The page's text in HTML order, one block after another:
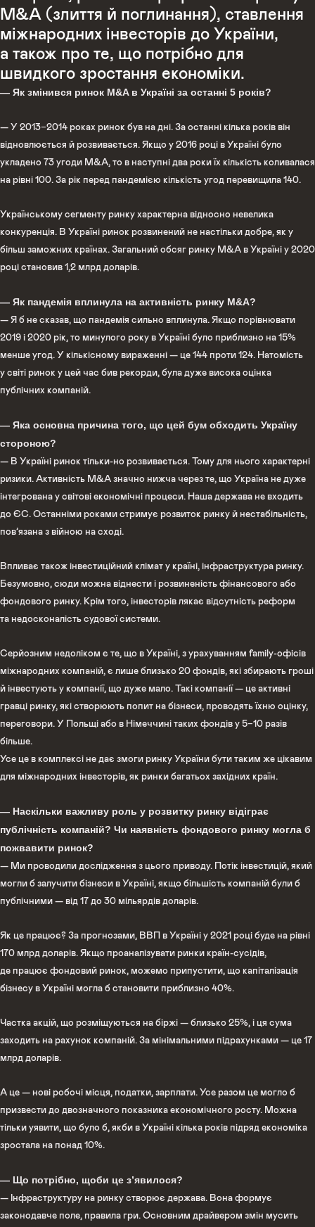
M&A (злиття й поглинання), ставлення
міжнародних інвесторів до України,
а також про те, що потрібно для
швидкого зростання економіки.
— Як змінився ринок M&A в Україні за останні 5 років?
— У 2013−2014 роках ринок був на дні. За останні кілька років він
відновлюється й розвивається. Якщо у 2016 році в Україні було
укладено 73 угоди M&A, то в наступні два роки їх кількість коливалася
на рівні 100. За рік перед пандемією кількість угод перевищила 140.
Українському сегменту ринку характерна відносно невелика
конкуренція. В Україні ринок розвинений не настільки добре, як у
більш заможних країнах. Загальний обсяг ринку M&A в Україні у 2020
році становив 1,2 млрд доларів.
— Як пандемія вплинула на активність ринку M&A?
— Я б не сказав, що пандемія сильно вплинула. Якщо порівнювати
2019 і 2020 рік, то минулого року в Україні було приблизно на 15%
менше угод. У кількісному вираженні — це 144 проти 124. Натомість
у світі ринок у цей час бив рекорди, була дуже висока оцінка
публічних компаній.
— Яка основна причина того, що цей бум обходить Україну
стороною?
— В Україні ринок тільки-но розвивається. Тому для нього характерні
ризики. Активність M&A значно нижча через те, що Україна не дуже
інтегрована у світові економічні процеси. Наша держава не входить
до ЄС. Останніми роками стримує розвиток ринку й нестабільність,
пов’язана з війною на сході.
Впливає також інвестиційний клімат у країні, інфраструктура ринку.
Безумовно, сюди можна віднести і розвиненість фінансового або
фондового ринку. Крім того, інвесторів лякає відсутність реформ
та недосконалість судової системи.
Серйозним недоліком є те, що в Україні, з урахуванням family-офісів
міжнародних компаній, є лише близько 20 фондів, які збирають гроші
й інвестують у компанії, що дуже мало. Такі компанії — це активні
гравці ринку, які створюють попит на бізнеси, проводять їхню оцінку,
переговори. У Польщі або в Німеччині таких фондів у 5−10 разів
більше.
Усе це в комплексі не дає змоги ринку України бути таким же цікавим
для міжнародних інвесторів, як ринки багатьох західних країн.
— Наскільки важливу роль у розвитку ринку відіграє
публічність компаній? Чи наявність фондового ринку могла б
пожвавити ринок?
— Ми проводили дослідження з цього приводу. Потік інвестицій, який
могли б залучити бізнеси в Україні, якщо більшість компаній були б
публічними — від 17 до 30 мільярдів доларів.
Як це працює? За прогнозами, ВВП в Україні у 2021 році буде на рівні
170 млрд доларів. Якщо проаналізувати ринки країн-сусідів,
де працює фондовий ринок, можемо припустити, що капіталізація
бізнесу в Україні могла б становити приблизно 40%.
Частка акцій, що розміщуються на біржі — близько 25%, і ця сума
заходить на рахунок компаній. За мінімальними підрахунками — це 17
млрд доларів.
А це — нові робочі місця, податки, зарплати. Усе разом це могло б
призвести до двозначного показника економічного росту. Можна
тільки уявити, що було б, якби в Україні кілька років підряд економіка
зростала на понад 10%.
— Що потрібно, щоби це з’явилося?
— Інфраструктуру на ринку створює держава. Вона формує
законодавче поле, правила гри. Основним драйвером змін мусить